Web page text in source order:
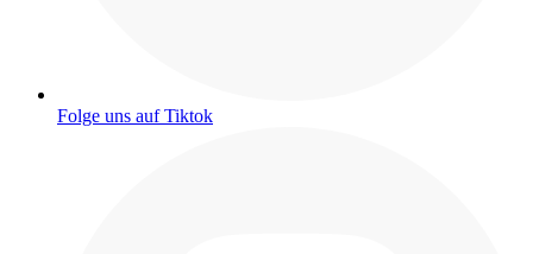
Folge uns auf Tiktok